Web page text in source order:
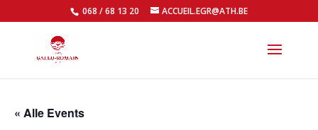
068 / 68 13 20 ACCUEIL.EGR@ATH.BE
« Alle Events